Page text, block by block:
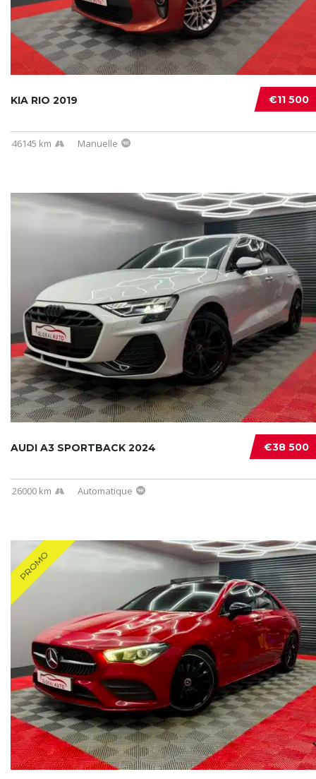
€11 500
KIA RIO 2019
46145 km Manuelle
€38 500
AUDI A3 SPORTBACK 2024
26000 km Automatique
PROMO